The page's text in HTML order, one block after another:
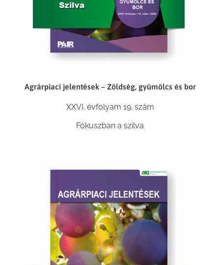
Agrárpiaci jelentések – Zöldség, gyümölcs és bor
XXVI. évfolyam 19. szám
Fókuszban a szilva